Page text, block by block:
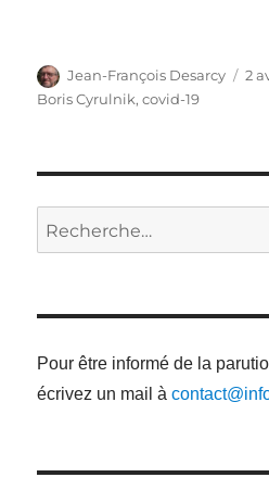
Auteur
Jean-François Desarcy 2
Boris Cyrulnik,covid-19
Recherche
pour
Pour être informé de la
écrivez un mail à